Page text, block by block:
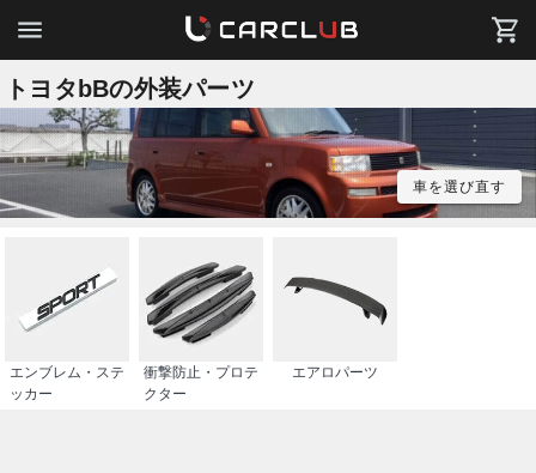
トヨタbBの外装パーツ
車を選び直す
エンブレム・ステ
ッカー
衝撃防止・プロテ
クター
エアロパーツ